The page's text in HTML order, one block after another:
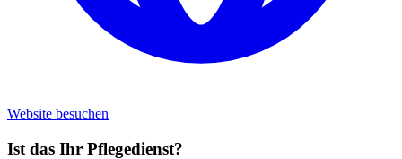
Website besuchen
Ist das Ihr Pflegedienst?